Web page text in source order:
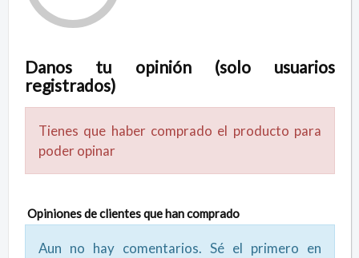
Danos tu opinión (solo usuarios
registrados)
Tienes que haber comprado el producto para
poder opinar
Opiniones de clientes que han comprado
Aun no hay comentarios. Sé el primero en